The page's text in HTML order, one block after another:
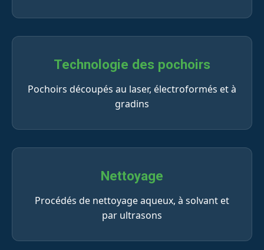
Technologie des pochoirs
Pochoirs découpés au laser, électroformés et à
gradins
Nettoyage
Procédés de nettoyage aqueux, à solvant et
par ultrasons